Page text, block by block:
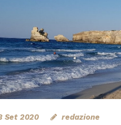
Set 2020 redazione